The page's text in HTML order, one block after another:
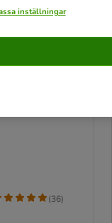
lamm & ris
(36)
inställningar